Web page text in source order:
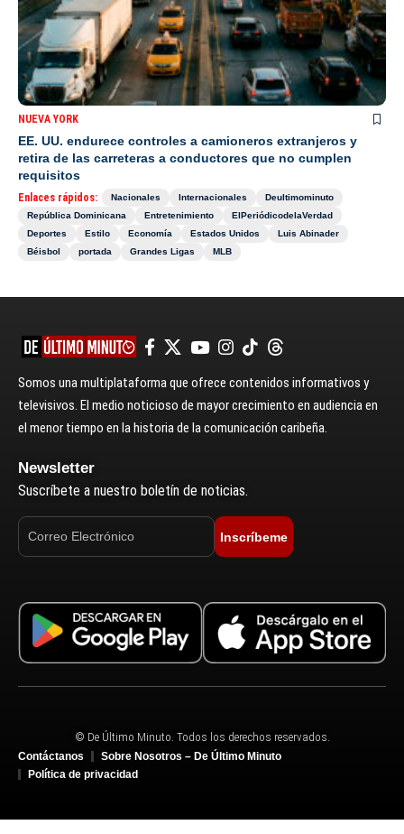
NUEVA YORK
EE. UU. endurece controles a camioneros extranjeros y
retira de las carreteras a conductores que no cumplen
requisitos
Enlaces rápidos: Nacionales Internacionales
Deultimominuto
República Dominicana
Entretenimiento
ElPeriódicodelaVerdad
Deportes
Estilo Economía Estados Unidos
Luis Abinader
Béisbol
portada Grandes Ligas MLB
Somos una multiplataforma que ofrece contenidos informativos y
televisivos. El medio noticioso de mayor crecimiento en audiencia en
el menor tiempo en la historia de la comunicación caribeña.
Newsletter
Suscríbete a nuestro boletín de noticias.
Inscríbeme
© De Último Minuto. Todos los derechos reservados.
Contáctanos
Sobre Nosotros – De Último Minuto
Política de privacidad